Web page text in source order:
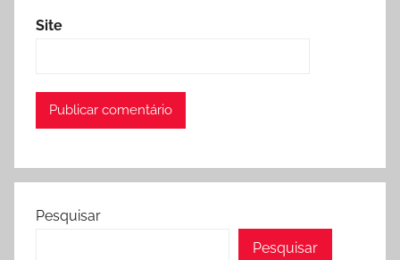
Site
Pesquisar
Pesquisar